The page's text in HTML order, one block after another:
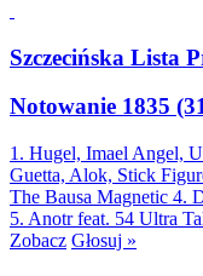
Szczecińska Lista
Notowanie 1835
1. Hugel, Imael Angel,
Guetta, Alok, Stick
The Bausa Magnetic 4.
5. Anotr feat. 54 Ultra
Zobacz Głosuj »